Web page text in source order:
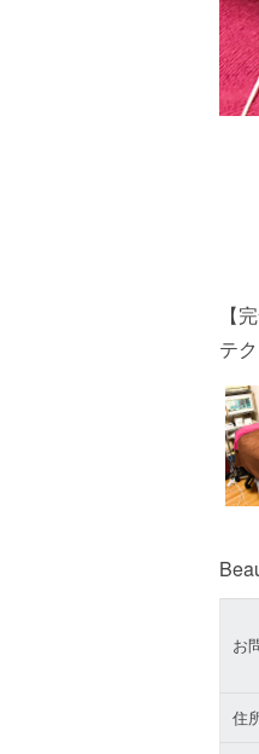
【
テ
お
住